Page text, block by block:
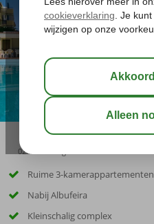
02:45
Ruime 3-kamerappartementen
Nabij Albufeira
Kleinschalig complex